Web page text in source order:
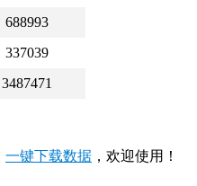
688993
337039
3487471
一键下载数据 ，欢迎使用！